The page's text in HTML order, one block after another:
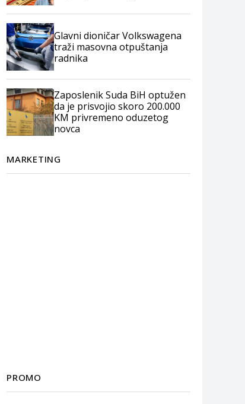
Glavni dioničar Volkswagena
traži masovna otpuštanja
radnika
Zaposlenik Suda BiH optužen
da je prisvojio skoro 200.000
KM privremeno oduzetog
novca
MARKETING
PROMO